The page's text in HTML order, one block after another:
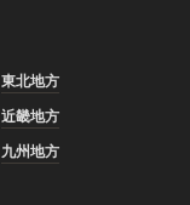
東北地方
近畿地方
九州地方